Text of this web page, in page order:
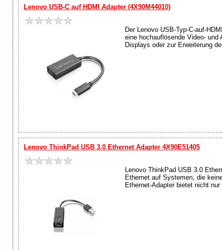
Lenovo USB-C auf HDMI Adapter (4X90M44010)
Der Lenovo USB-Typ-C-auf-
eine hochauflösende Video-
Displays oder zur Erweiterung
Lenovo ThinkPad USB 3.0 Ethernet Adapter 4X90E51405
Lenovo ThinkPad USB 3.0
Ethernet auf Systemen, die
Ethernet-Adapter bietet nicht